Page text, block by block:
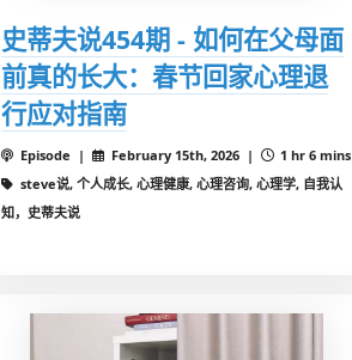
史蒂夫说454期 - 如何在父母面
前真的长大：春节回家心理退
行应对指南
Episode | February 15th, 2026 |
1 hr 6 mins
steve说, 个人成长, 心理健康, 心理咨询, 心理学, 自我认
知，史蒂夫说